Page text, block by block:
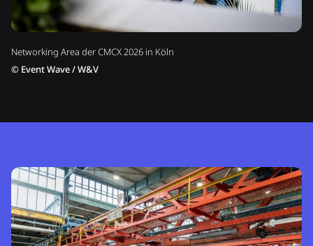
Networking Area der CMCX 2026 in Köln
© Event Wave / W&V